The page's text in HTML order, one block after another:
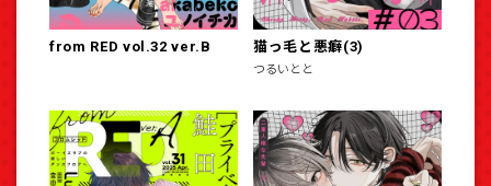
from RED vol.32 ver.B 猫っ毛と悪癖(3)
つるいとと